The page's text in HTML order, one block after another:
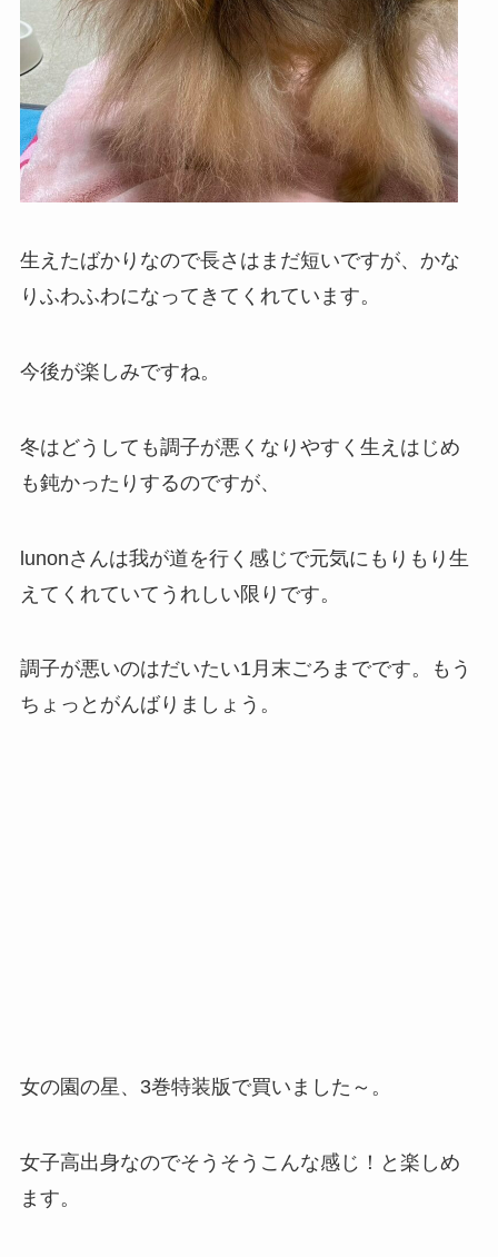
生えたばかりなので長さはまだ短いですが、かな
りふわふわになってきてくれています。
今後が楽しみですね。
冬はどうしても調子が悪くなりやすく生えはじめ
も鈍かったりするのですが、
lunonさんは我が道を行く感じで元気にもりもり生
えてくれていてうれしい限りです。
調子が悪いのはだいたい1月末ごろまでです。もう
ちょっとがんばりましょう。
女の園の星、3巻特装版で買いました～。
女子高出身なのでそうそうこんな感じ！と楽しめ
ます。